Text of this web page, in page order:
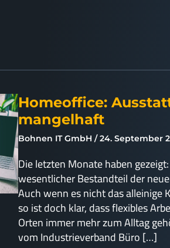
Homeoffice:
mangelhaft
Bohnen IT GmbH 24. September
Die letzten Monate haben
wesentlicher Bestandteil der
Auch wenn es nicht das
so ist doch klar, dass flexibles
Orten immer mehr zum Alltag
vom Industrieverband Büro […]